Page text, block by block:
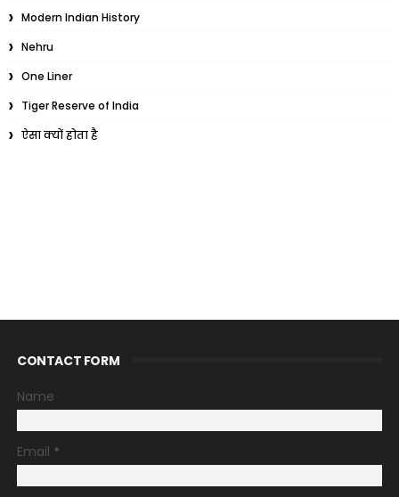
Modern Indian History
Nehru
One Liner
Tiger Reserve of India
ऐसा क्यों होता है
CONTACT FORM
Name
Email *